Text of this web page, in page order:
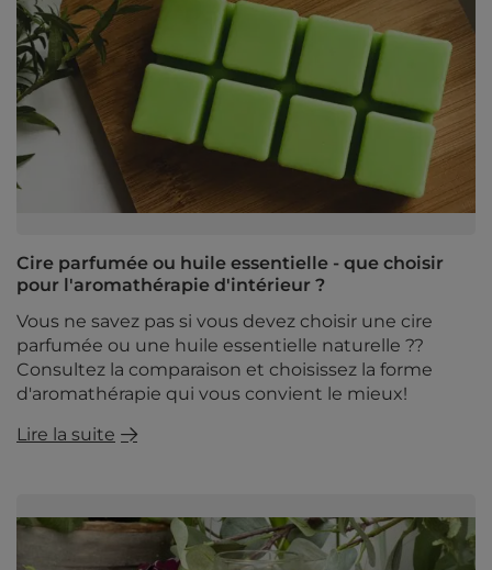
Cire parfumée ou huile essentielle - que choisir
pour l'aromathérapie d'intérieur ?
Vous ne savez pas si vous devez choisir une cire
parfumée ou une huile essentielle naturelle ??
Consultez la comparaison et choisissez la forme
d'aromathérapie qui vous convient le mieux!
Lire la suite